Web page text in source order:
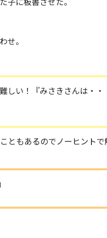
子に板書させた。
せ。
しい！『みさきさんは・・
ともあるのでノーヒント